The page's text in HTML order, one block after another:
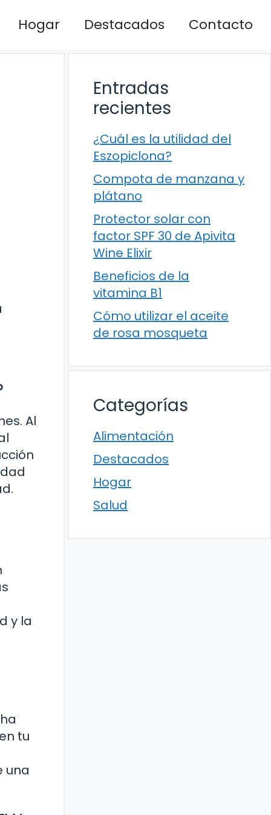
Hogar Destacados Contacto
Al
y la
tu
una
Entradas
recientes
¿Cuál es la utilidad del
Eszopiclona?
Compota de manzana y
plátano
Protector solar con
factor SPF 30 de Apivita
Wine Elixir
Beneficios de la
vitamina B1
Cómo utilizar el aceite
de rosa mosqueta
Categorías
Alimentación
Destacados
Hogar
Salud